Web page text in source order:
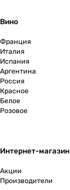
Уругвай
Филиппины
Хорватия
Вино
Франция
Италия
Испания
Аргентина
Россия
Красное
Белое
Розовое
Интернет-магазин
Акции
Производители